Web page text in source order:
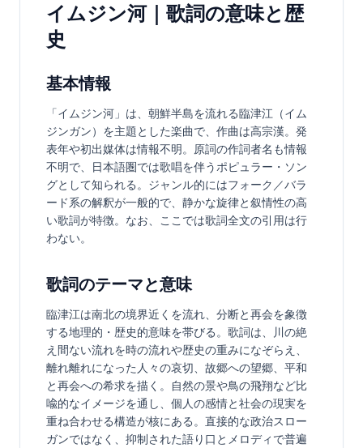
イムジン河｜歌詞の意味と歴
史
基本情報
「イムジン河」は、朝鮮半島を流れる臨津江（イム
ジンガン）を主題とした楽曲で、作曲は高宗漢。発
表年や初出媒体は情報不明。原詞の作詞者名も情報
不明で、日本語圏では歌唱を伴うポピュラー・ソン
グとして知られる。ジャンル的にはフォーク／バラ
ード系の解釈が一般的で、静かな旋律と叙情性の高
い歌詞が特徴。なお、ここでは歌詞全文の引用は行
わない。
歌詞のテーマと意味
臨津江は南北の境界近くを流れ、分断と再会を象徴
する地理的・歴史的意味を帯びる。歌詞は、川の絶
え間ない流れを時の流れや歴史の重みになぞらえ、
離れ離れになった人々の哀切、故郷への望郷、平和
と再会への希求を描く。自然の景や鳥の飛翔など比
喩的なイメージを通し、個人の感情と社会の現実を
重ね合わせる構造が核にある。直接的な政治スロー
ガンではなく、抑制された語り口とメロディで普遍